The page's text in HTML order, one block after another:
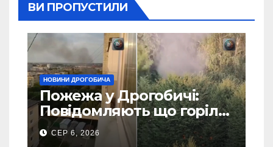
ВИ ПРОПУСТИЛИ
НОВИНИ ДРОГОБИЧА
Пожежа у Дрогобичі:
Повідомляють що горіло
5 гаражів (Відео)
СЕР 6, 2026